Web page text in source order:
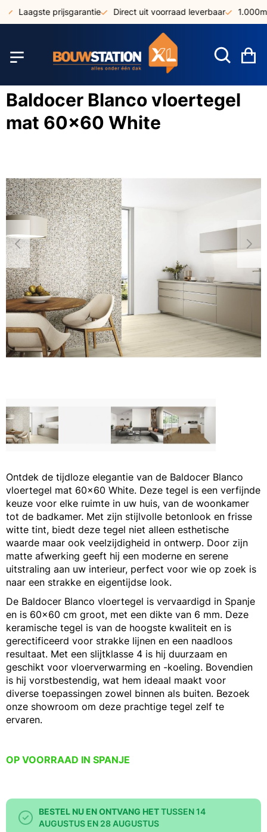
Ga
naar
Laagste prijsgarantie Direct uit voorraad leverbaar 1.000m²
Baldocer Blanco vloertegel
mat 60x60 White
OP VOORRAAD IN SPANJE
BESTEL NU EN ONTVANG HETTUSSEN 14
AUGUSTUS EN 28 AUGUSTUS
Ontdek de tijdloze elegantie van de Baldocer Blanco
vloertegel mat 60x60 White. Deze tegel is een verfijnde
keuze voor elke ruimte in uw huis, van de woonkamer
tot de badkamer. Met zijn stijlvolle betonlook en frisse
witte tint, biedt deze tegel niet alleen esthetische
waarde maar ook veelzijdigheid in ontwerp. Door zijn
matte afwerking geeft hij een moderne en serene
uitstraling aan uw interieur, perfect voor wie op zoek is
naar een strakke en eigentijdse look.
De Baldocer Blanco vloertegel is vervaardigd in Spanje
en is 60x60 cm groot, met een dikte van 6 mm. Deze
keramische tegel is van de hoogste kwaliteit en is
gerectificeerd voor strakke lijnen en een naadloos
resultaat. Met een slijtklasse 4 is hij duurzaam en
geschikt voor vloerverwarming en -koeling. Bovendien
is hij vorstbestendig, wat hem ideaal maakt voor
diverse toepassingen zowel binnen als buiten. Bezoek
onze showroom om deze prachtige tegel zelf te
ervaren.